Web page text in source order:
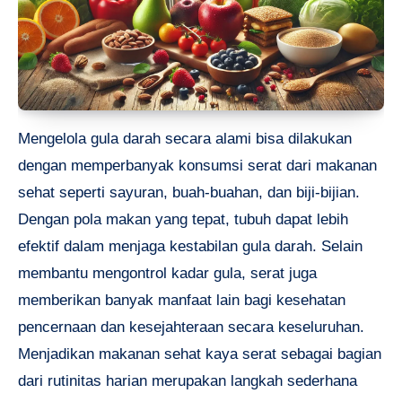
Mengelola gula darah secara alami bisa dilakukan
dengan memperbanyak konsumsi serat dari makanan
sehat seperti sayuran, buah-buahan, dan biji-bijian.
Dengan pola makan yang tepat, tubuh dapat lebih
efektif dalam menjaga kestabilan gula darah. Selain
membantu mengontrol kadar gula, serat juga
memberikan banyak manfaat lain bagi kesehatan
pencernaan dan kesejahteraan secara keseluruhan.
Menjadikan makanan sehat kaya serat sebagai bagian
dari rutinitas harian merupakan langkah sederhana